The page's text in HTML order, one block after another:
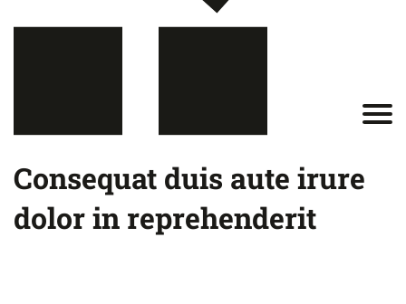
Consequat duis aute irure
dolor in reprehenderit